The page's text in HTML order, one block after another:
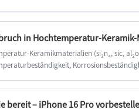
Keramikmaterialien (si₃n₄, sic,
bereit – iPhone 16 Pro